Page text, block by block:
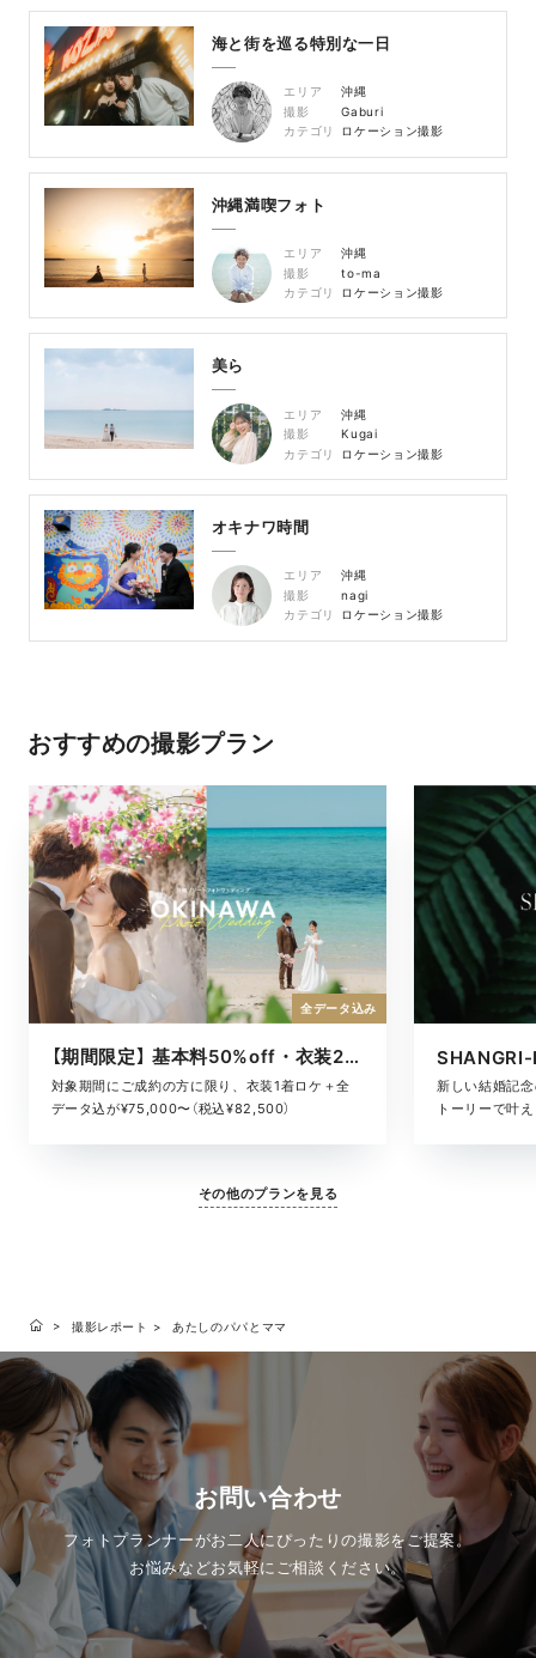
海と街を巡る特別な一日
エリア
沖縄
撮影
Gaburi
カテゴリ
ロケーション撮影
沖縄満喫フォト
エリア
沖縄
撮影
to-ma
カテゴリ
ロケーション撮影
美ら
エリア
沖縄
撮影
Kugai
カテゴリ
ロケーション撮影
オキナワ時間
エリア
沖縄
撮影
nagi
カテゴリ
ロケーション撮影
おすすめの撮影プラン
【期間限定】 基本料50%off・衣装2着ロケ
対象期間にご成約の方に限り、衣装1着ロケ＋全
データ込が¥75,000〜（税込¥82,500）
全データ込み
新しい結婚記念
トーリーで叶
その他のプランを見る
撮影レポート あたしのパパとママ
お問い合わせ
フォトプランナーがお二人にぴったりの撮影をご提案。
お悩みなどお気軽にご相談ください。